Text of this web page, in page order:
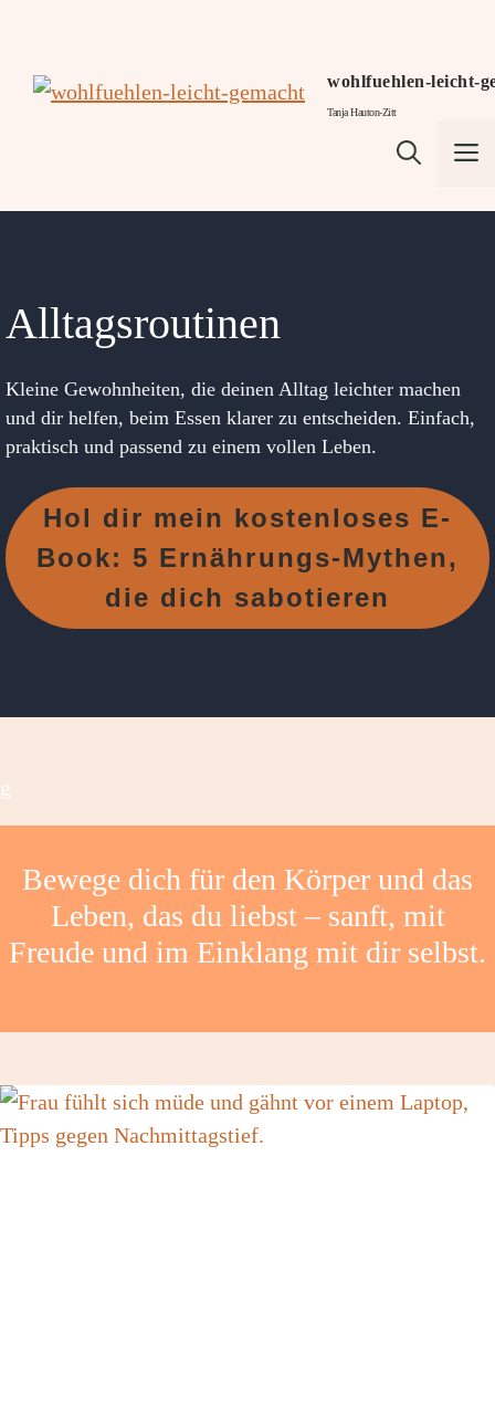
springen
wohlfuehlen-leicht-
Tanja Hauton-Zitt
Alltagsroutinen
Kleine Gewohnheiten, die deinen Alltag leichter machen
und dir helfen, beim Essen klarer zu entscheiden. Einfach,
praktisch und passend zu einem vollen Leben.
Hol dir mein kostenloses E-
Book: 5 Ernährungs-Mythen,
die dich sabotieren
g
Bewege dich für den Körper und das
Leben, das du liebst – sanft, mit
Freude und im Einklang mit dir selbst.